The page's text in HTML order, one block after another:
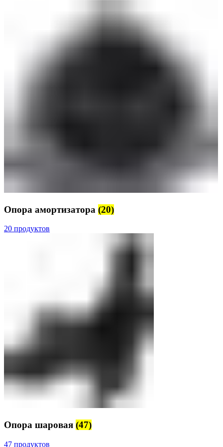
Опора амортизатора (20)
20 продуктов
Опора шаровая (47)
47 продуктов